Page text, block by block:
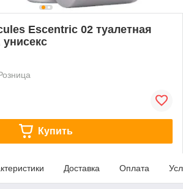
Escentric 02 туалетная
Купить
Доставка Оплата